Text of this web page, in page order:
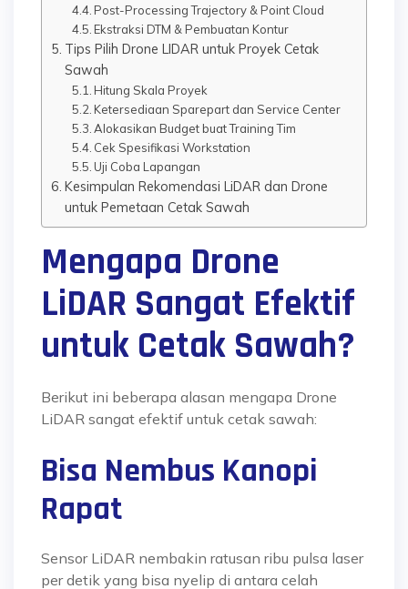
Post-Processing Trajectory & Point Cloud
Ekstraksi DTM & Pembuatan Kontur
Tips Pilih Drone LIDAR untuk Proyek Cetak
Sawah
Hitung Skala Proyek
Ketersediaan Sparepart dan Service Center
Alokasikan Budget buat Training Tim
Cek Spesifikasi Workstation
Uji Coba Lapangan
Kesimpulan Rekomendasi LiDAR dan Drone
untuk Pemetaan Cetak Sawah
Mengapa Drone
LiDAR Sangat Efektif
untuk Cetak Sawah?
Berikut ini beberapa alasan mengapa Drone
LiDAR sangat efektif untuk cetak sawah:
Bisa Nembus Kanopi
Rapat
Sensor LiDAR nembakin ratusan ribu pulsa laser
per detik yang bisa nyelip di antara celah